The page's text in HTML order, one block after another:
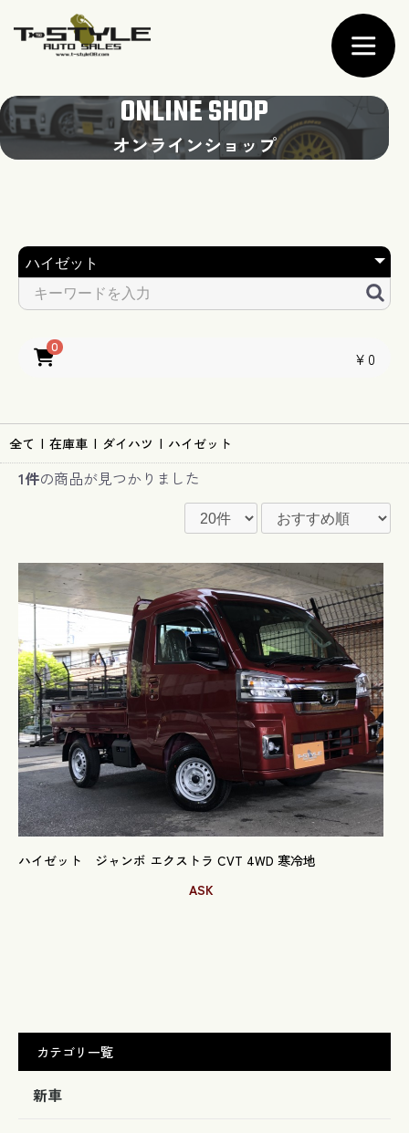
ONLINE SHOP
オンラインショップ
0
￥0
全て | 在庫車 | ダイハツ | ハイゼット
1件の商品が見つかりました
ハイゼット ジャンボ エクストラ CVT 4WD 寒冷地
ASK
カテゴリ一覧
新車